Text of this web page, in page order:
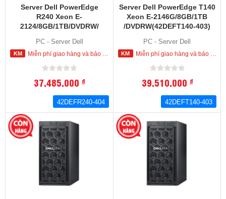
Server Dell PowerEdge
R240 Xeon E-
2124/8GB/1TB/DVDRW/
PC - Server Dell
Miễn phí giao hàng và bảo hành tận nơi trong nội thành HCM
37,485,000đ
42DEFR240-404
Server Dell PowerEdge T140
Xeon E-2146G/8GB/1TB
/DVDRW(42DEFT140-403)
PC - Server Dell
Miễn phí giao hàng và bảo hành tận nơi trong nội thành HCM
39,510,000đ
42DEFT140-403